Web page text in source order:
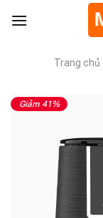
Trang chủ
Giảm 41%